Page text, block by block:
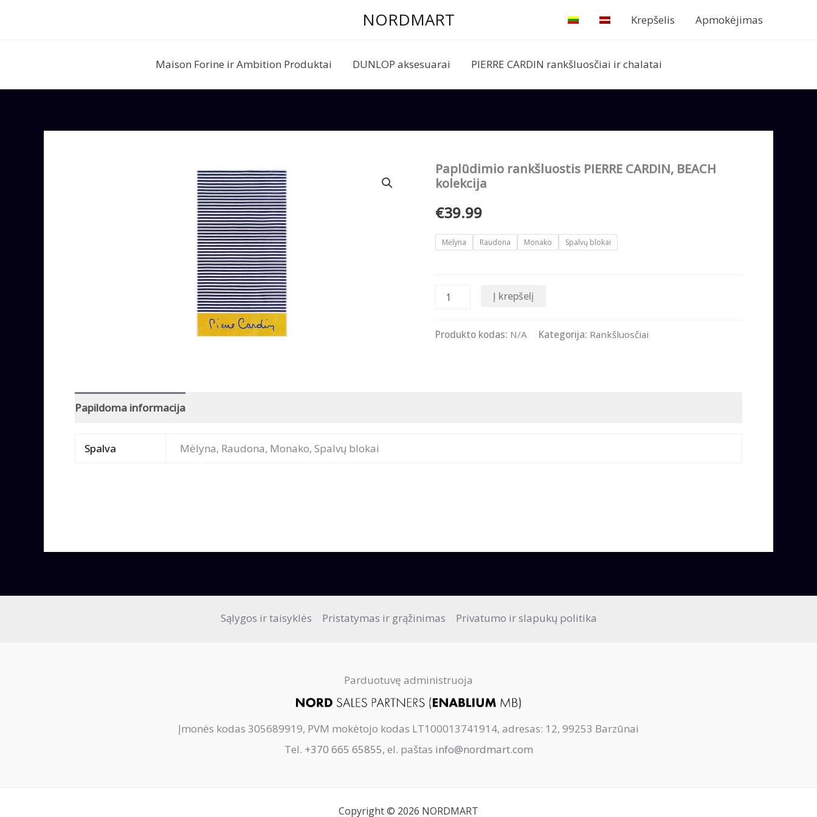
NORDMART Krepšelis Apmokėjimas
Maison Forine ir Ambition Produktai DUNLOP aksesuarai PIERRE CARDIN rankšluosčiai ir chalatai
Paplūdimio rankšluostis PIERRE CARDIN, BEACH
kolekcija
€39.99
Mėlyna Raudona Monako Spalvų blokai
kiekis:
PIERRE
Į krepšelį
Produkto kodas: N/A Kategorija: Rankšluosčiai
Papildoma informacija
Spalva Mėlyna, Raudona, Monako, Spalvų blokai
Sąlygos ir taisyklės Pristatymas ir grąžinimas Privatumo ir slapukų politika
Parduotuvę administruoja
Įmonės kodas 305689919, PVM mokėtojo kodas LT100013741914, adresas: 12, 99253 Barzūnai
Tel. +370 665 65855, el. paštas info@nordmart.com
Copyright © 2026 NORDMART